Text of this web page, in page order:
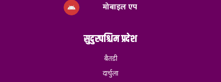
मोबाइल एप
सुदुरपश्चिम प्रदेश
बैतडी
दार्चुला